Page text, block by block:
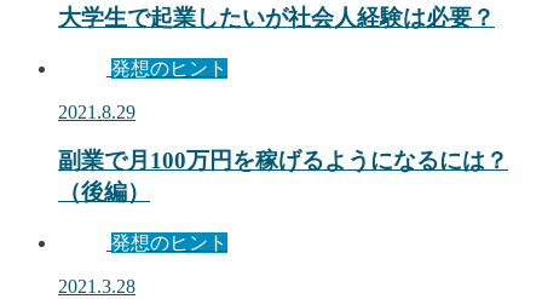
大学生で起業したいが社会人経験は必要？
発想のヒント
2021.8.29
副業で月100万円を稼げるようになるには？
（後編）
発想のヒント
2021.3.28